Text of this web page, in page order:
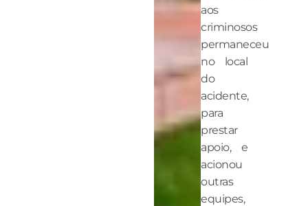
aos
criminosos
permaneceu
no local
do
acidente,
para
prestar
apoio, e
acionou
outras
equipes,